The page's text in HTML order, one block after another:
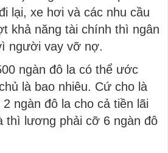
lại, xe hơi và các nhu cầu
khả năng tài chính thì ngân
người vay vỡ nợ.
ngàn đô la có thể ước
là bao nhiêu. Cứ cho là
ngàn đô la cho cả tiền lãi
thì lương phải cỡ 6 ngàn đô